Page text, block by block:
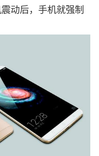
动后，手机就强制